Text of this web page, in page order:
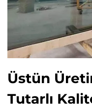
Üstün
Tutarlı